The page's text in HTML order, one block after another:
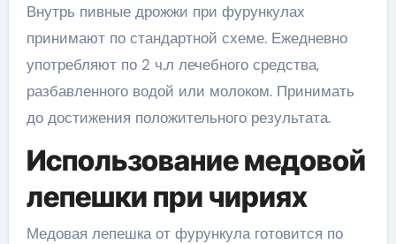
Внутрь пивные дрожжи при фурункулах
принимают по стандартной схеме. Ежедневно
употребляют по 2 ч.л лечебного средства,
разбавленного водой или молоком. Принимать
до достижения положительного результата.
Использование медовой
лепешки при чириях
Медовая лепешка от фурункула готовится по